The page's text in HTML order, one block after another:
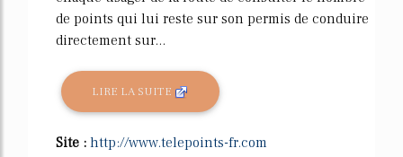
de points qui lui reste sur son permis de conduire
directement sur...
LIRE LA SUITE
Site : http://www.telepoints-fr.com